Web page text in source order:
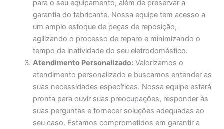
para o seu equipamento, além de preservar a
garantia do fabricante. Nossa equipe tem acesso a
um amplo estoque de peças de reposição,
agilizando o processo de reparo e minimizando o
tempo de inatividade do seu eletrodoméstico.
Atendimento Personalizado: Valorizamos o
atendimento personalizado e buscamos entender as
suas necessidades específicas. Nossa equipe estará
pronta para ouvir suas preocupações, responder às
suas perguntas e fornecer soluções adequadas ao
seu caso. Estamos comprometidos em garantir a